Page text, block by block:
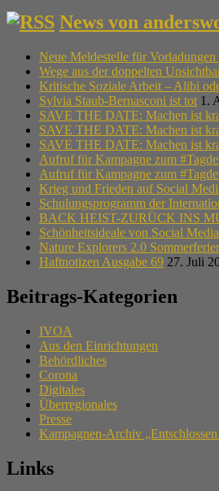
News von
Neue Meldestelle für
Wege aus der doppelten
Kritische Soziale Arbeit – Alibi
Sylvia Staub-Bernasconi ist tot 1.
SAVE THE DATE: Machen ist
SAVE THE DATE: Machen ist
SAVE THE DATE: Machen ist
Aufruf für Kampagne zum
Aufruf für Kampagne zum
Krieg und Frieden auf Social
Schulungsprogramm der
BACK HEIST-ZURÜCK INS
Schönheitsideale von Social Media
Nature Explorers 2.0
Haftnotizen Ausgabe 69 27. Juli
Beitrags-Kategorien
IVOA
Aus den Einrichtungen
Behördliches
Corona
Digitales
Überregionales
Presse
Kampagnen-Archiv
Links